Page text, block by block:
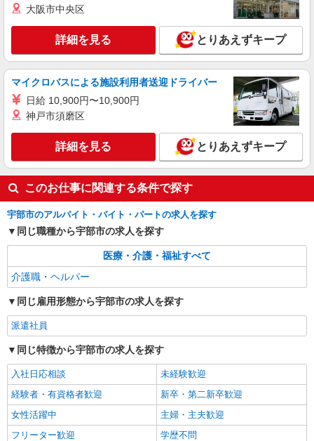
大阪市中央区
詳細を見る とりあえずキープ
マイクロバスによる施設利用者送迎ドライバー
日給 10,900円〜10,900円
神戸市須磨区
詳細を見る とりあえずキープ
このお仕事に関連する条件で探す
宇部市のアルバイト・バイト・パートの求人を探す
同じ職種から宇部市の求人を探す
医療・介護・福祉すべて
介護職・ヘルパー
同じ雇用形態から宇部市の求人を探す
派遣社員
同じ特徴から宇部市の求人を探す
入社日応相談
未経験歓迎
経験者・有資格者歓迎
新卒・第二新卒歓迎
女性活躍中
主婦・主夫歓迎
フリーター歓迎
学歴不問